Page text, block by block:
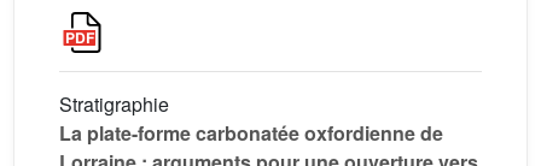
Stratigraphie
La plate-forme carbonatée oxfordienne de